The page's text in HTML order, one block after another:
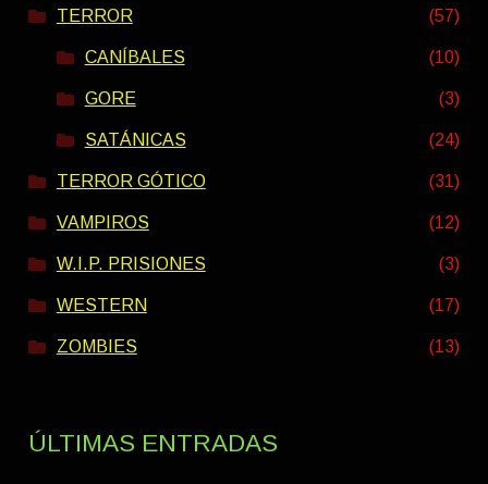
TERROR (57)
CANÍBALES (10)
GORE (3)
SATÁNICAS (24)
TERROR GÓTICO (31)
VAMPIROS (12)
W.I.P. PRISIONES (3)
WESTERN (17)
ZOMBIES (13)
ÚLTIMAS ENTRADAS